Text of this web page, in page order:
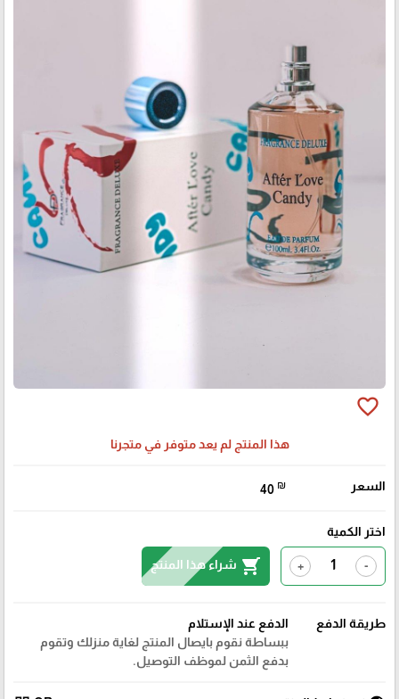
favorite_border
هذا المنتج لم يعد متوفر في متجرنا
السعر 40 ₪
اختر الكمية
-
+
shopping_cart شراء هذا المنتج
طريقة الدفع
الدفع عند الإستلام
ببساطة نقوم بايصال المنتج لغاية منزلك وتقوم
بدفع الثمن لموظف التوصيل.